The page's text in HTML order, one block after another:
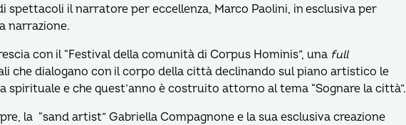
spettacoli il narratore per eccellenza, Marco Paolini, in esclusiva per
narrazione.
con il “Festival della comunità di Corpus Hominis”, una full
che dialogano con il corpo della città declinando sul piano artistico le
spirituale e che quest’anno è costruito attorno al tema “Sognare la città”.
la “sand artist” Gabriella Compagnone e la sua esclusiva creazione